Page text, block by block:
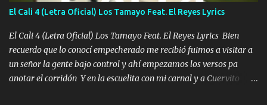
también la nueve que cargo al lado doy la mano al que su amigo y
al traicionero damos pa abajo Y No me paran aquí hay pa más
pues hay charola les voy a dar hasta topar pues no hay de otra...
El Cali 4 (Letra Oficial) Los Tamayo Feat. El Reyes Lyrics
El Cali 4 (Letra Oficial) Los Tamayo Feat. El Reyes Lyrics Bien
recuerdo que lo conocí empecherado me recibió fuimos a visitar a
un señor la gente bajo control y ahí empezamos los versos pa
anotar el corridón Y en la escuelita con mi carnal y a Cuervito